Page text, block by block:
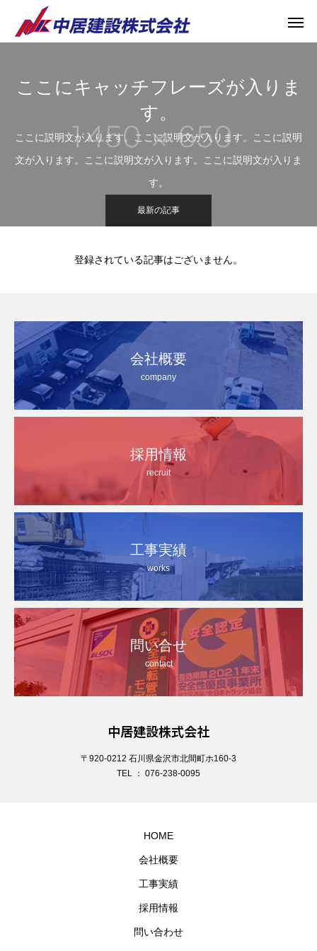
ここにキャッチフレーズが入りま
す。
ここに説明文が入ります。ここに説明文が入ります。ここに説明
文が入ります。ここに説明文が入ります。ここに説明文が入りま
す。
最新の記事
登録されている記事はございません。
会社概要
company
採用情報
recruit
工事実績
works
問い合せ
contact
中居建設株式会社
〒920-0212 石川県金沢市北間町ホ160-3
TEL ： 076-238-0095
HOME
会社概要
工事実績
採用情報
問い合わせ